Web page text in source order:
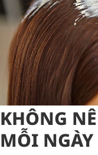
KHÔNG
MỖI